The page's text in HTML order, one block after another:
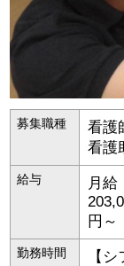
募集職種
看護
看護
給与
月給
円～
勤務時間
【